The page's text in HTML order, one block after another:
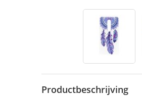
Productbeschrijving